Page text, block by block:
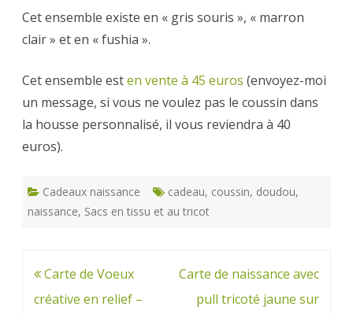
Cet ensemble existe en « gris souris », « marron
clair » et en « fushia ».
Cet ensemble esten vente à 45 euros (envoyez-moi
un message, si vous ne voulez pas le coussin dans
la housse personnalisé, il vous reviendra à 40
euros).
Cadeaux naissance cadeau, coussin, doudou,
naissance, Sacs en tissu et au tricot
Navigation
de
Carte de Voeux
créative en relief –
Carte de naissance avec
pull tricoté jaune sur